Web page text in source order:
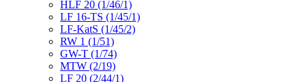
HLF 20 (1/46/1)
LF 16-TS (1/45/1)
LF-KatS (1/45/2)
RW 1 (1/51)
GW-T (1/74)
MTW (2/19)
LF 20 (2/44/1)